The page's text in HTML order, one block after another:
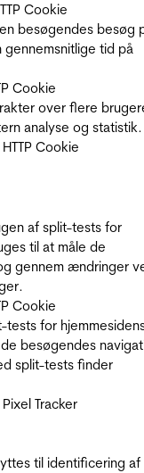
Cookie
besøgendes besøg
gennemsnitlige tid på
Cookie
over flere
analyse og statistik.
Cookie
af split-tests for
til at måle de
gennem ændringer
Cookie
tests for
besøgendes
split-tests finder
Pixel Tracker
til identificering af